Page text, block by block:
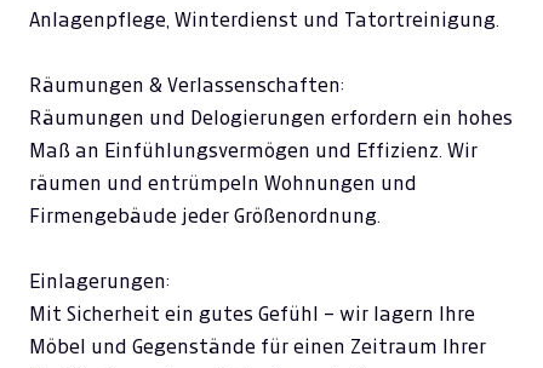
Anlagenpflege, Winterdienst und Tatortreinigung.
Räumungen & Verlassenschaften:
Räumungen und Delogierungen erfordern ein hohes
Maß an Einfühlungsvermögen und Effizienz. Wir
räumen und entrümpeln Wohnungen und
Firmengebäude jeder Größenordnung.
Einlagerungen:
Mit Sicherheit ein gutes Gefühl – wir lagern Ihre
Möbel und Gegenstände für einen Zeitraum Ihrer